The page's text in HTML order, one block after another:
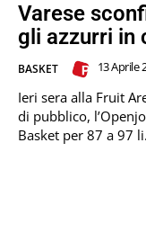
Varese
gli azzurri in
BASKET 13 Aprile
Ieri sera alla Fruit
di pubblico,
Basket per 87 a 97